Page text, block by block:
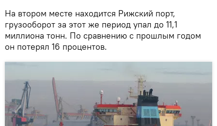
На втором месте находится Рижский порт,
грузооборот за этот же период упал до 11,1
миллиона тонн. По сравнению с прошлым годом
он потерял 16 процентов.